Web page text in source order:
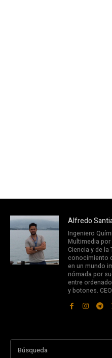
Alfredo
Ingeniero
Multimedia por
Ciencia y de
conocimiento
en un mundo
nómada por
entre
y botones.
Búsqueda